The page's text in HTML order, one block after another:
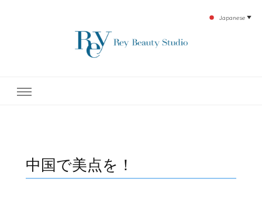
テ開設45年の実績を誇る本格エステだからこそ、お客様が必ず満足してもらえるこ
中国で美点を！
Japanese ▼